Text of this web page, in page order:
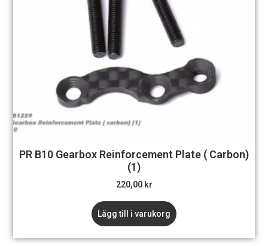
PR B10 Gearbox Reinforcement Plate ( Carbon)
(1)
220,00 kr
Lägg till i varukorg